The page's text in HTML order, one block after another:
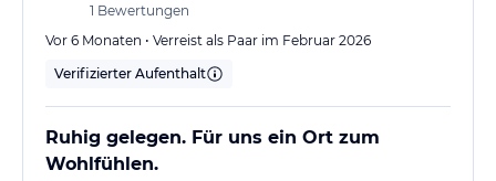
1 Bewertungen
Vor 6 Monaten • Verreist als Paar im Februar 2026
Verifizierter Aufenthalt
Ruhig gelegen. Für uns ein Ort zum
Wohlfühlen.